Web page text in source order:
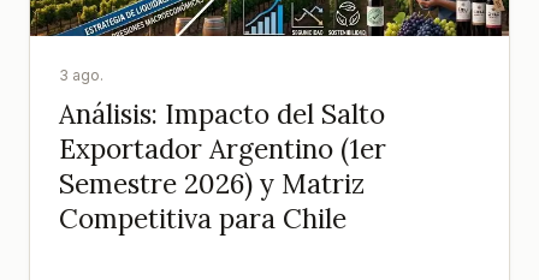
3 ago.
Análisis: Impacto del Salto
Exportador Argentino (1er
Semestre 2026) y Matriz
Competitiva para Chile